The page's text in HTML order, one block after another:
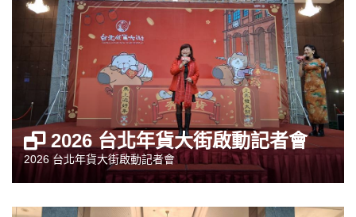
2026 台北年貨大街啟動記者會
2026 台北年貨大街啟動記者會